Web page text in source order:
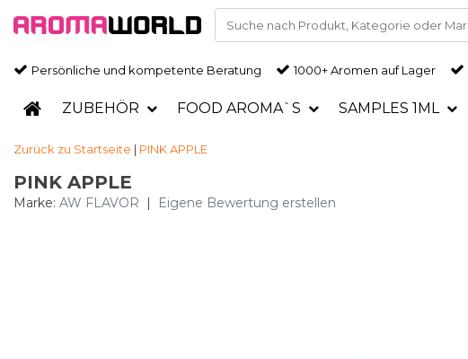
Persönliche und kompetente Beratung 1000+ Aromen auf Lager
ZUBEHÖR FOOD AROMA`S SAMPLES 1ML
Zurück zu Startseite | PINK APPLE
PINK APPLE
Marke: AW FLAVOR | Eigene Bewertung erstellen